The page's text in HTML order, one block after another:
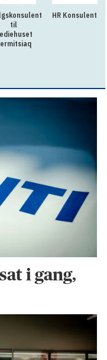
til
HR Konsulent
i gang,